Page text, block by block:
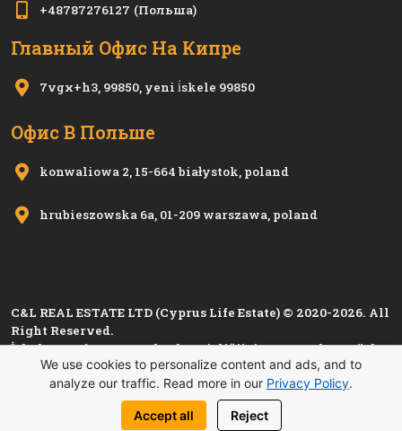
+48787276127 (Польша)
Главный Офис На Кипре
7vgx+h3, 99850, yeni i̇skele 99850
Офис В Польше
konwaliowa 2, 15-664 białystok, poland
hrubieszowska 6a, 01-209 warszawa, poland
C&L REAL ESTATE LTD (Cyprus Life Estate) © 2020-2026. All
Right Reserved.
İskele Esnaf ve Zanaatkarlar Birliği'nin 1280, Kıbrıs Türk
Esnaf ve Zanaatkarlar Odası'nın i 1501sicil numarası ile
kayıtlı üyesidir.
Политика Конфиденциальности
ATATURK CAD. SINIRUSTU DIS KAPI NO: 4/16 / ISKELE
We use cookies to personalize content and ads, and to
analyze our traffic. Read more in our Privacy Policy.
Accept all Reject